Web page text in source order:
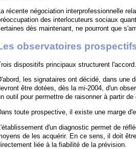
récente négociation interprofessionnelle
des interlocuteurs sociaux
dès maintenant, ne pourront que
observatoires
dispositifs principaux structurent l'accord.
les signataires ont décidé, dans une
être dotées, dès la mi-2004, d'un
outil pour permettre de raisonner à partir
toute prospective, il existe une marge
d'un diagnostic permet de
de les acquérir. En ce sens, il doit
liée à la fiabilité de la prévision.